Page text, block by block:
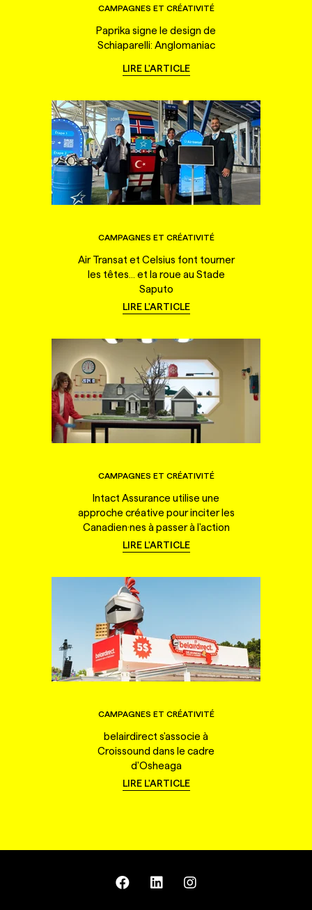
CAMPAGNES ET CRÉATIVITÉ
Paprika signe le design de
Schiaparelli: Anglomaniac
LIRE L'ARTICLE
CAMPAGNES ET CRÉATIVITÉ
Air Transat et Celsius font tourner
les têtes... et la roue au Stade
Saputo
LIRE L'ARTICLE
CAMPAGNES ET CRÉATIVITÉ
Intact Assurance utilise une
approche créative pour inciter les
Canadien·nes à passer à l'action
LIRE L'ARTICLE
CAMPAGNES ET CRÉATIVITÉ
belairdirect s'associe à
Croissound dans le cadre
d'Osheaga
LIRE L'ARTICLE